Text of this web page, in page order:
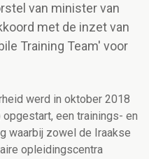
van minister van
met de inzet van
Training Team' voor
werd in oktober 2018
een trainings- en
waarbij zowel de Iraakse
opleidingscentra